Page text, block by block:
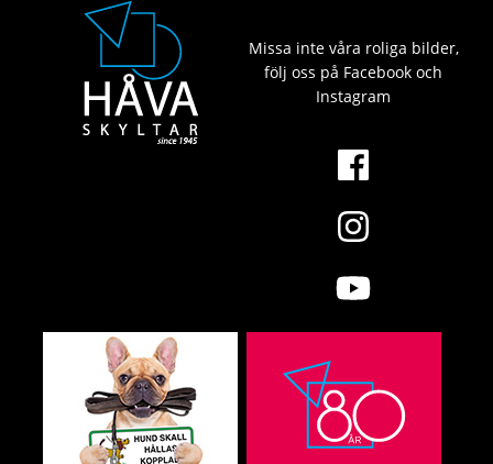
Missa inte våra roliga bilder,
följ oss på Facebook och
Instagram